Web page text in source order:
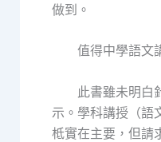
做到。
值得中學語文
此書雖未明白
示。學科講授（語
柢實在主要，但請